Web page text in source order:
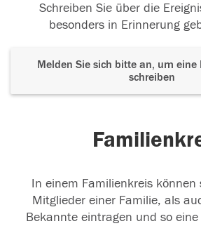
Schreiben Sie über die
besonders in Erinnerung
Melden Sie sich bitte an, um eine
schreiben
In einem Familienkreis können
Mitglieder einer Familie, als
Bekannte eintragen und so